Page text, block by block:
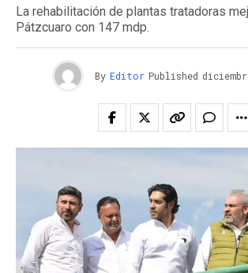
La rehabilitación de plantas tratadoras
Pátzcuaro con 147 mdp.
By Editor Published